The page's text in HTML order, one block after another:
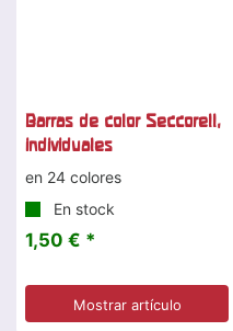
Barras de color Seccorell,
individuales
en 24 colores
En stock
1,50 € *
Mostrar artículo